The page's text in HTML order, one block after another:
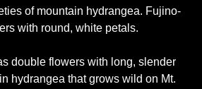
of mountain hydrangea. Fujino-
with round, white petals.
double flowers with long, slender
hydrangea that grows wild on Mt.